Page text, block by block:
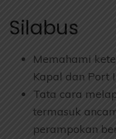
Silabus
Memahami
Kapal dan Port
Tata cara
termasuk
perampokan